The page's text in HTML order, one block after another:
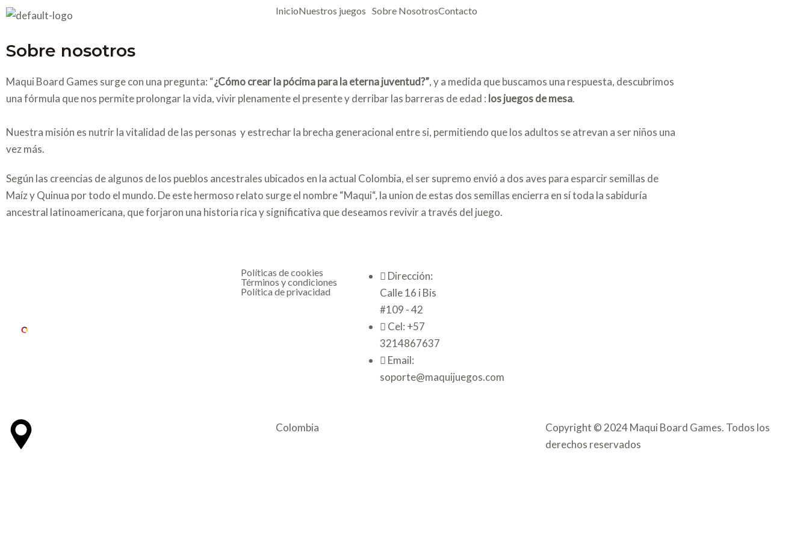
Ir
contenido
InicioNuestros juegos Sobre NosotrosContacto
Sobre nosotros
Maqui Board Games surge con una pregunta: “¿Cómo crear la pócima para la eterna juventud?”, y a medida que buscamos una respuesta, descubrimos
una fórmula que nos permite prolongar la vida, vivir plenamente el presente y derribar las barreras de edad : los juegos de mesa.
Nuestra misión es nutrir la vitalidad de las personas y estrechar la brecha generacional entre si, permitiendo que los adultos se atrevan a ser niños una
vez más.
Según las creencias de algunos de los pueblos ancestrales ubicados en la actual Colombia, el ser supremo envió a dos aves para esparcir semillas de
Maíz y Quinua por todo el mundo. De este hermoso relato surge el nombre “Maqui“, la union de estas dos semillas encierra en sí toda la sabiduría
ancestral latinoamericana, que forjaron una historia rica y significativa que deseamos revivir a través del juego.
Políticas de cookies
Términos y condiciones
Política de privacidad
Dirección:
Calle 16 i Bis
#109 - 42
Cel: +57
3214867637
Email:
soporte@maquijuegos.com
Colombia
Copyright​ © 2024 Maqui Board Games. Todos los
derechos reservados